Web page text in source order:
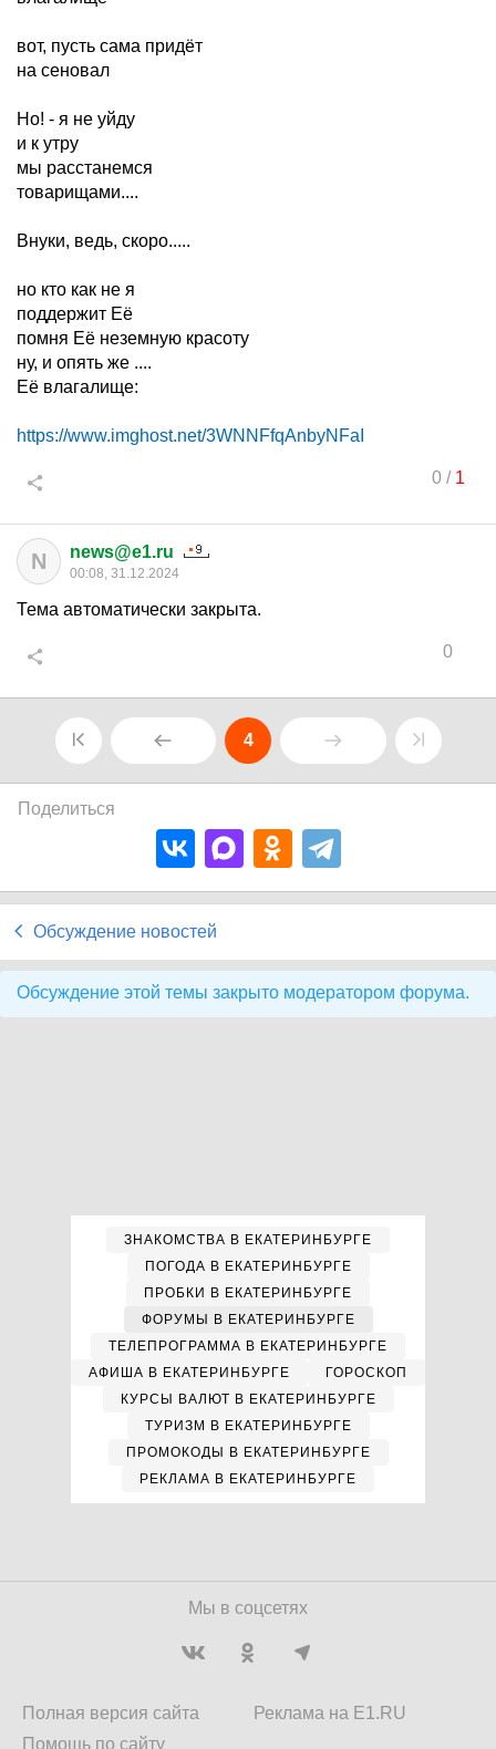
вот, пусть сама придёт
на сеновал
Но! - я не уйду
и к утру
мы расстанемся
товарищами....
Внуки, ведь, скоро.....
но кто как не я
поддержит Её
помня Её неземную красоту
ну, и опять же ....
Её влагалище:
https://www.imghost.net/3WNNFfqAnbyNFaI
0/ 1
N news@e1.ru
00:08, 31.12.2024
Тема автоматически закрыта.
0
4
Поделиться
Обсуждение новостей
Обсуждение этой темы закрыто модератором форума.
ЗНАКОМСТВА В ЕКАТЕРИНБУРГЕ
ПОГОДА В ЕКАТЕРИНБУРГЕ
ПРОБКИ В ЕКАТЕРИНБУРГЕ
ФОРУМЫ В ЕКАТЕРИНБУРГЕ
ТЕЛЕПРОГРАММА В ЕКАТЕРИНБУРГЕ
АФИША В ЕКАТЕРИНБУРГЕ
ГОРОСКОП
КУРСЫ ВАЛЮТ В ЕКАТЕРИНБУРГЕ
ТУРИЗМ В ЕКАТЕРИНБУРГЕ
ПРОМОКОДЫ В ЕКАТЕРИНБУРГЕ
РЕКЛАМА В ЕКАТЕРИНБУРГЕ
Мы в соцсетях
Полная версия сайта
Помощь по сайту
Реклама на E1.RU